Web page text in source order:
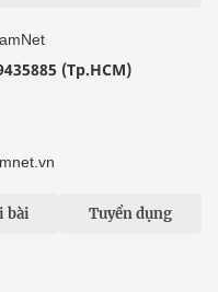
(Tp.HCM)
bài Tuyển dụng